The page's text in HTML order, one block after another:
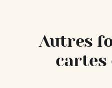
Autres
cartes